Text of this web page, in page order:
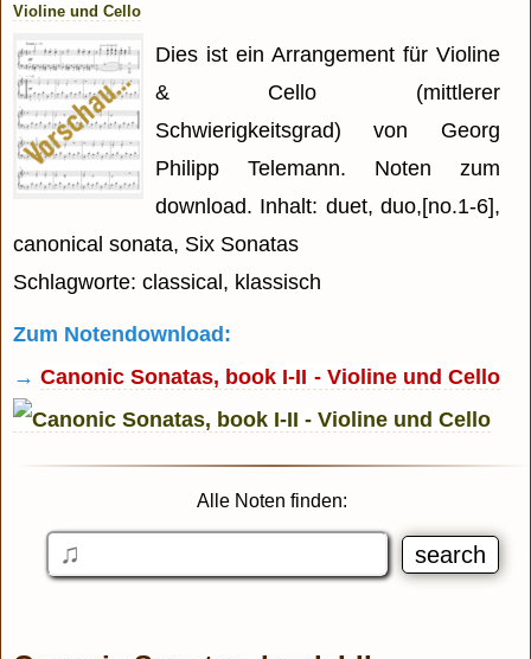
Violine und Cello
Dies ist ein Arrangement für Violine
& Cello (mittlerer
Schwierigkeitsgrad) von Georg
Philipp Telemann. Noten zum
download. Inhalt: duet, duo,[no.1-6],
canonical sonata, Six Sonatas
Schlagworte: classical, klassisch
Zum Notendownload:
→Canonic Sonatas, book I-II - Violine und Cello
Alle Noten finden: